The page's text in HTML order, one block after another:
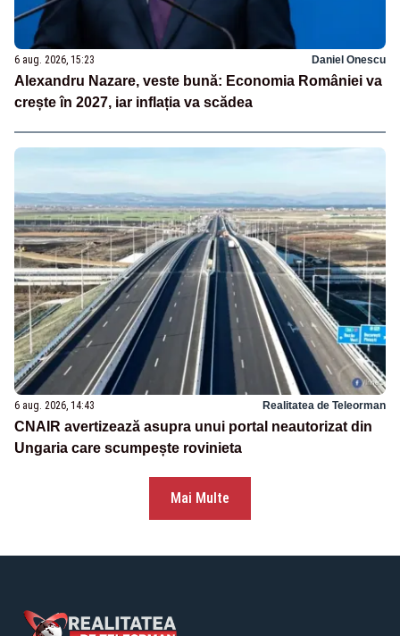
6 aug. 2026, 15:23 Daniel Onescu
Alexandru Nazare, veste bună: Economia României va
crește în 2027, iar inflația va scădea
6 aug. 2026, 14:43 Realitatea de Teleorman
CNAIR avertizează asupra unui portal neautorizat din
Ungaria care scumpește rovinieta
Mai Multe